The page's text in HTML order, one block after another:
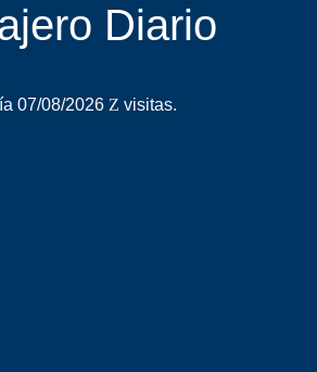
Diario
07/08/2026 visitas.